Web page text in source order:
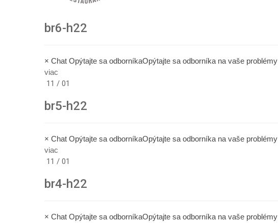
br6-h22
× Chat Opýtajte sa odborníkaOpýtajte sa odborníka na vaše
viac
11 / 01
br5-h22
× Chat Opýtajte sa odborníkaOpýtajte sa odborníka na vaše
viac
11 / 01
br4-h22
× Chat Opýtajte sa odborníkaOpýtajte sa odborníka na vaše